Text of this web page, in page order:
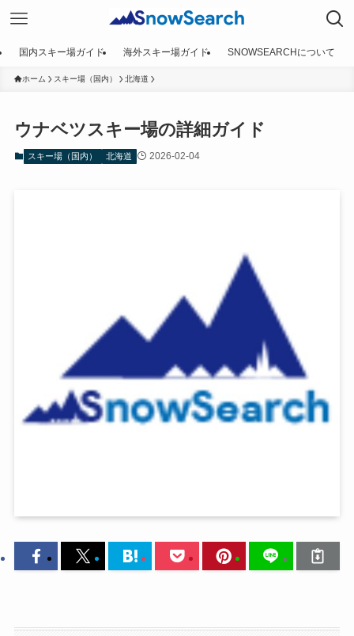
国内スキー場ガイド 海外スキー場ガイド SNOWSEARCHについて
ホーム スキー場（国内） 北海道
ウナベツスキー場の詳細ガイド
スキー場（国内） 北海道 2026-02-04